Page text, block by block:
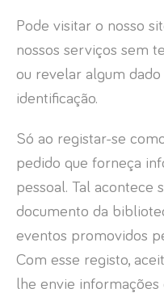
Pode visitar o nosso
nossos serviços sem
ou revelar algum
identificação.
Só ao registar-se
pedido que forneça
pessoal. Tal acontece
documento da
eventos promovidos
Com esse registo,
lhe envie